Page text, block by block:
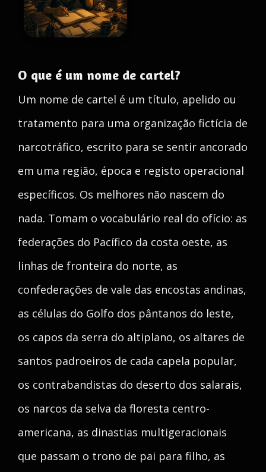
O que é um nome de cartel?
Um nome de cartel é um título, apelido ou
tratamento para uma organização fictícia de
narcotráfico, escrito para se sentir ancorado
em uma região, época e registo operacional
específicos. Os melhores não nascem do
nada. Tomam o vocabulário real do ofício: as
federações do Pacífico da costa oeste, as
linhas de fronteira do norte, as
confederações de vale das encostas andinas,
as células do Golfo dos pântanos do leste,
os capos da serra do altiplano, os altares de
santos padroeiros de cada capela popular,
os contrabandistas do deserto dos salarais,
os narcos da selva da floresta centro-
americana, as dinastias multigeracionais
que passam o trono de pai para filho, as